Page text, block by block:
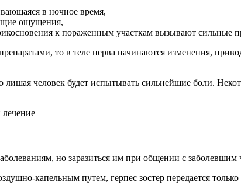
в ночное время,
ощущения,
к пораженным участкам вызывают сильные
то в теле нерва начинаются изменения,
лишая человек будет испытывать сильнейшие боли.
но заразиться им при общении с заболевшим
капельным путем, герпес зостер передается